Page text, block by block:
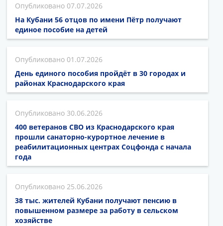
07.07.2026
На Кубани 56 отцов по имени Пётр получают
единое пособие на детей
01.07.2026
День единого пособия пройдёт в 30 городах и
районах Краснодарского края
30.06.2026
400 ветеранов СВО из Краснодарского края
прошли санаторно-курортное лечение в
реабилитационных центрах Соцфонда с начала
года
25.06.2026
38 тыс. жителей Кубани получают пенсию в
повышенном размере за работу в сельском
хозяйстве